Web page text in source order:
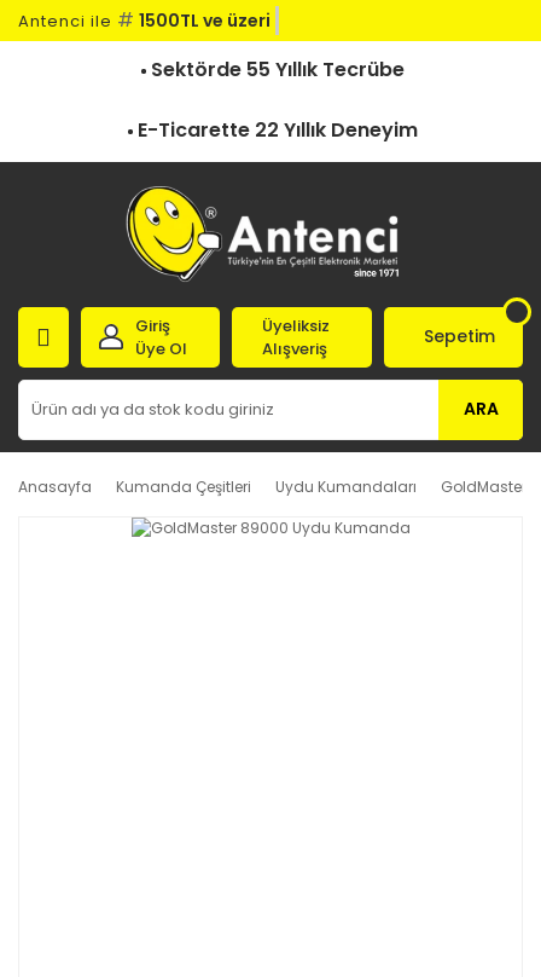
Antenci ile # 1500TL ve üzeri ka
Sektörde 55 Yıllık Tecrübe
E-Ticarette 22 Yıllık Deneyim
ARA
Giriş
Üye Ol
Üyeliksiz
Alışveriş
Sepetim
Anasayfa Kumanda Çeşitleri Uydu Kumandaları GoldMaster